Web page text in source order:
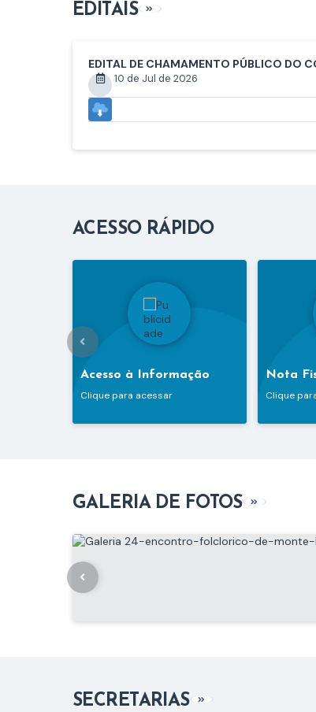
EDITAIS VER MAIS
EDITAL DE CHAMAMENTO PÚBLICO DO
10 de Jul de 2026
ACESSO RÁPIDO
Acesso à Informação
Clique para acessar
Nota
Clique
GALERIA DE FOTOS VER MAIS
SECRETARIAS